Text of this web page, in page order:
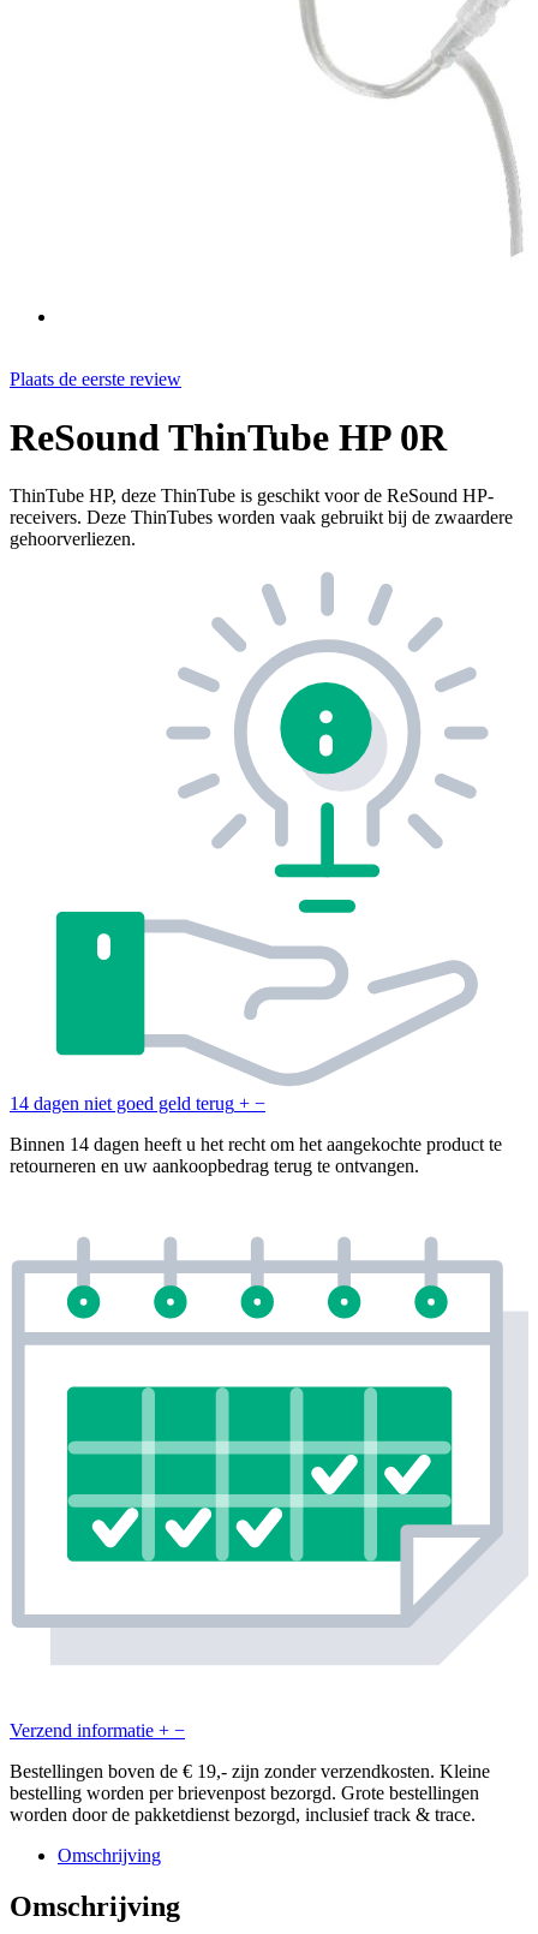
Plaats de eerste review
ReSound ThinTube HP 0R
ThinTube HP, deze ThinTube is geschikt voor de ReSound HP-
receivers. Deze ThinTubes worden vaak gebruikt bij de zwaardere
gehoorverliezen.
14 dagen niet goed geld terug + −
Binnen 14 dagen heeft u het recht om het aangekochte product te
retourneren en uw aankoopbedrag terug te ontvangen.
Verzend informatie + −
Bestellingen boven de € 19,- zijn zonder verzendkosten. Kleine
bestelling worden per brievenpost bezorgd. Grote bestellingen
worden door de pakketdienst bezorgd, inclusief track & trace.
Omschrijving
Omschrijving